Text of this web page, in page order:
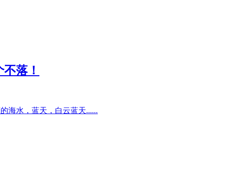
落！
海水，蓝天，白云蓝天......